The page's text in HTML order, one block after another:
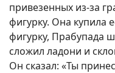
привезенных из-за
фигурку. Она купила
фигурку, Прабупада
сложил ладони и
Он сказал: «Ты